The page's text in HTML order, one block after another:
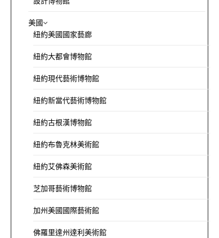
美國
紐約美國國家藝廊
紐約大都會博物館
紐約現代藝術博物館
紐約新當代藝術博物館
紐約古根漢博物館
紐約布魯克林美術館
紐約艾佛森美術館
芝加哥藝術博物館
加州美國國際藝術館
佛羅里達州達利美術館